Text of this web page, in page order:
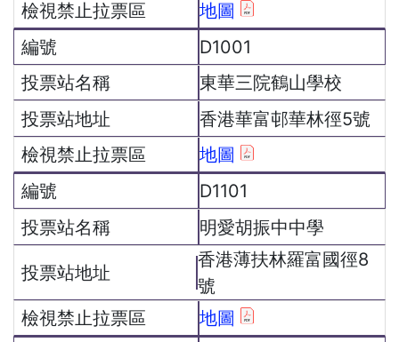
地圖
D1001
東華三院鶴山學校
香港華富邨華林徑5號
地圖
D1101
明愛胡振中中學
香港薄扶林羅富國徑8
號
地圖